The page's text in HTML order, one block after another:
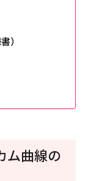
）
ム曲線の